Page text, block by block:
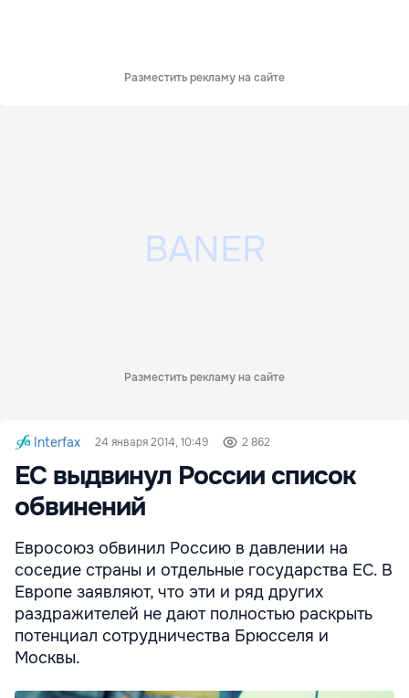
Разместить рекламу на сайте
Разместить рекламу на сайте
Interfax 24 января 2014, 10:49 2 862
ЕС выдвинул России список
обвинений
Евросоюз обвинил Россию в давлении на
соседие страны и отдельные государства ЕС. В
Европе заявляют, что эти и ряд других
раздражителей не дают полностью раскрыть
потенциал сотрудничества Брюсселя и
Москвы.